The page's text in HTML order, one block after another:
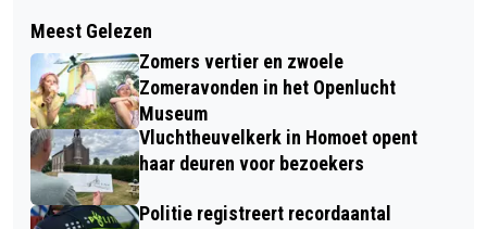
UPDATE: MOGELIJK LISTERIA
BACTERIE IN PLUS ÉN AH HOLLANDSE
NIEUWE MET UI 2 STUKS
EETBARE WILDE KRUIDENWANDELING
IN DE PARKSE GAARD
Meest Gelezen
Zomers vertier en zwoele
Zomeravonden in het Openlucht
Museum
Vluchtheuvelkerk in Homoet opent
haar deuren voor bezoekers
Politie registreert recordaantal